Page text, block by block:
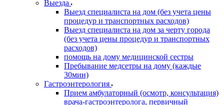
Выезда
Выезд специалиста на дом (без учета цены
процедур и транспортных расходов)
Выезд специалиста на дом за черту города
(без учета цены процедур и транспортных
расходов)
помощь на дому медицинской сестры
Пребывание медсетры на дому (каждые
30мин)
Гастроэнтерология
Прием амбулаторный (осмотр, консультация)
врача-гастроэнтеролога, первичный